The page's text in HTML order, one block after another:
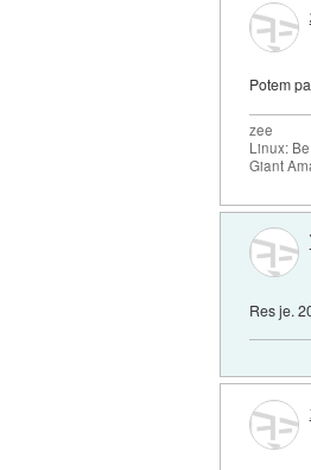
Potem
zee
Linux:
Giant
Res je.